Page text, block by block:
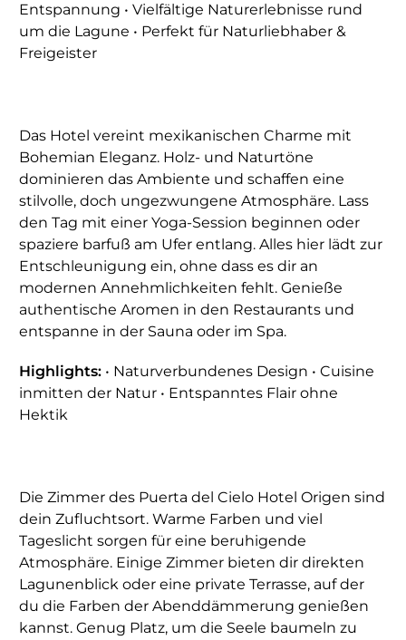
Entspannung • Vielfältige Naturerlebnisse rund
um die Lagune • Perfekt für Naturliebhaber &
Freigeister
Das Hotel vereint mexikanischen Charme mit
Bohemian Eleganz. Holz- und Naturtöne
dominieren das Ambiente und schaffen eine
stilvolle, doch ungezwungene Atmosphäre. Lass
den Tag mit einer Yoga-Session beginnen oder
spaziere barfuß am Ufer entlang. Alles hier lädt zur
Entschleunigung ein, ohne dass es dir an
modernen Annehmlichkeiten fehlt. Genieße
authentische Aromen in den Restaurants und
entspanne in der Sauna oder im Spa.
Highlights: • Naturverbundenes Design • Cuisine
inmitten der Natur • Entspanntes Flair ohne
Hektik
Die Zimmer des Puerta del Cielo Hotel Origen sind
dein Zufluchtsort. Warme Farben und viel
Tageslicht sorgen für eine beruhigende
Atmosphäre. Einige Zimmer bieten dir direkten
Lagunenblick oder eine private Terrasse, auf der
du die Farben der Abenddämmerung genießen
kannst. Genug Platz, um die Seele baumeln zu